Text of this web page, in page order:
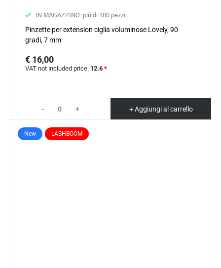
IN MAGAZZINO: più di 100 pezzi
Pinzette per extension ciglia voluminose Lovely, 90
gradi, 7 mm
€ 16,00
VAT not included price: 12.6 *
- + + Aggiungi al carrello
New LASHBOOM